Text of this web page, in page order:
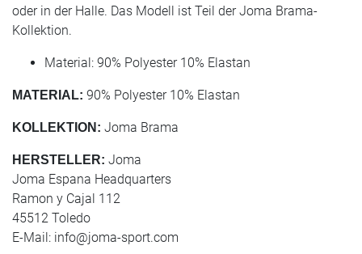
oder in der Halle. Das Modell ist Teil der Joma Brama-
Kollektion.
Material: 90% Polyester 10% Elastan
MATERIAL: 90% Polyester 10% Elastan
KOLLEKTION: Joma Brama
HERSTELLER: Joma
Joma Espana Headquarters
Ramon y Cajal 112
45512 Toledo
E-Mail: info@joma-sport.com